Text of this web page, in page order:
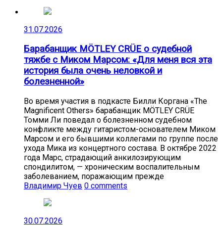
31.07.2026
Барабанщик MÖTLEY CRÜE о судебной
тяжбе с Миком Марсом: «Для меня вся эта
история была очень неловкой и
болезненной»
Во время участия в подкасте Билли Коргана «The
Magnificent Others» барабанщик MÖTLEY CRÜE
Томми Ли поведал о болезненном судебном
конфликте между гитаристом-основателем Миком
Марсом и его бывшими коллегами по группе после
ухода Мика из концертного состава. В октябре 2022
года Марс, страдающий анкилозирующим
спондилитом, — хроническим воспалительным
заболеванием, поражающим прежде
Владимир Чуев 0 comments
30.07.2026